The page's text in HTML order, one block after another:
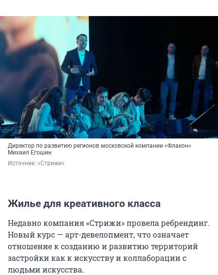
Директор по развитию регионов московской компании «Флакон»
Михаил Егошин
Источник: «Стрижи»
Жилье для креативного класса
Недавно компания «Стрижи» провела ребрендинг.
Новый курс — арт-девелопмент, что означает
отношение к созданию и развитию территорий
застройки как к искусству и коллаборации с
людьми искусства.